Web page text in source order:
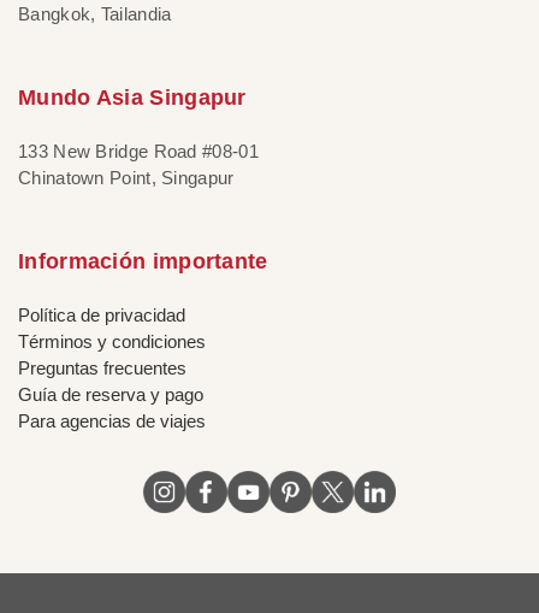
Bangkok, Tailandia
Mundo Asia Singapur
133 New Bridge Road #08-01
Chinatown Point, Singapur
Información importante
Política de privacidad
Términos y condiciones
Preguntas frecuentes
Guía de reserva y pago
Para agencias de viajes